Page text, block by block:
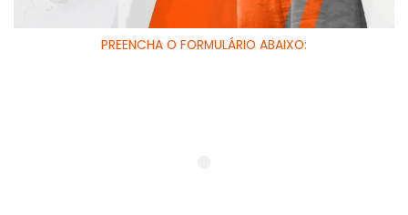
PREENCHA O FORMULÁRIO ABAIXO: